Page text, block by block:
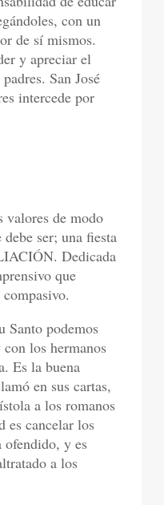
con un
de sí mismos.
y apreciar el
San José
intercede por
valores de modo
ser; una fiesta
Dedicada
que
Santo podemos
los hermanos
Es la buena
en sus cartas,
a los romanos
es cancelar los
ofendido, y es
a los